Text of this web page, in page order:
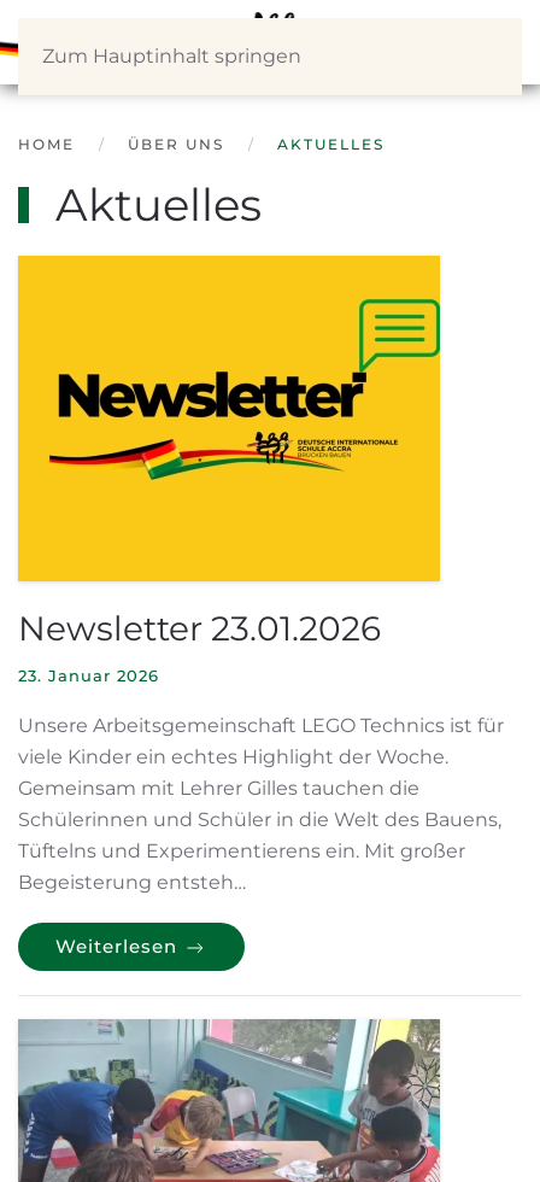
Zum Hauptinhalt springen
HOME ÜBER UNS AKTUELLES
Aktuelles
Newsletter 23.01.2026
23. Januar 2026
Unsere Arbeitsgemeinschaft LEGO Technics ist für
viele Kinder ein echtes Highlight der Woche.
Gemeinsam mit Lehrer Gilles tauchen die
Schülerinnen und Schüler in die Welt des Bauens,
Tüftelns und Experimentierens ein. Mit großer
Begeisterung entsteh…
Weiterlesen